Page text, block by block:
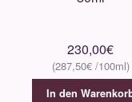
Gritti
230,00€
287,50€
In den